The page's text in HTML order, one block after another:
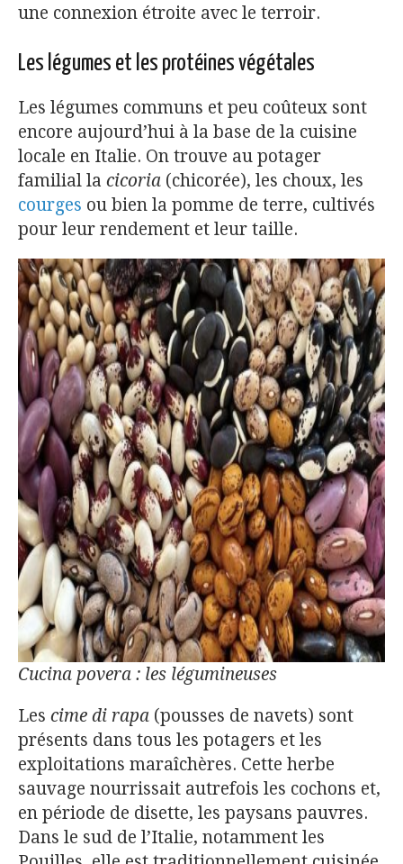
une connexion étroite avec le terroir.
Les légumes et les protéines végétales
Les légumes communs et peu coûteux sont
encore aujourd’hui à la base de la cuisine
locale en Italie. On trouve au potager
familial la cicoria (chicorée), les choux, les
courges ou bien la pomme de terre, cultivés
pour leur rendement et leur taille.
Cucina povera : les légumineuses
Les cime di rapa (pousses de navets) sont
présents dans tous les potagers et les
exploitations maraîchères. Cette herbe
sauvage nourrissait autrefois les cochons et,
en période de disette, les paysans pauvres.
Dans le sud de l’Italie, notamment les